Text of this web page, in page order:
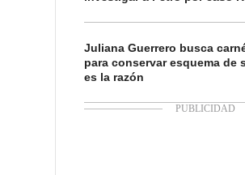
Juliana Guerrero busca
para conservar esquema de
es la razón